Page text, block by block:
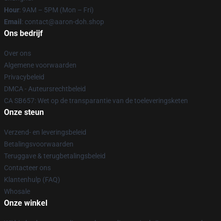
Hour: 9AM – 5PM (Mon – Fri)
Email : contact@aaron-doh.shop
Ons bedrijf
Over ons
Algemene voorwaarden
Privacybeleid
DMCA - Auteursrechtbeleid
CA SB657: Wet op de transparantie van de toeleveringsketen
Onze steun
Verzend- en leveringsbeleid
Betalingsvoorwaarden
Teruggave & terugbetalingsbeleid
Contacteer ons
Klantenhulp (FAQ)
Whosale
Onze winkel